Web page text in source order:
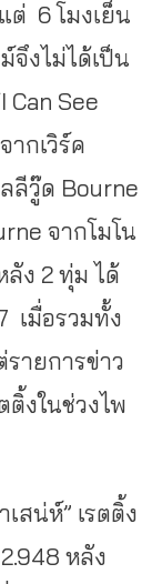
ต่ 6 โมงเย็น
จึงไม่ได้เป็น
Can See
กเวิร์ค
ลีวู๊ด Bourne
จากโมโน
ลัง 2 ทุ่ม ได้
เมื่อรวมทั้ง
รายการข่าว
ติ้งในช่วงไพ
สน่ห์” เรตติ้ง
หลัง